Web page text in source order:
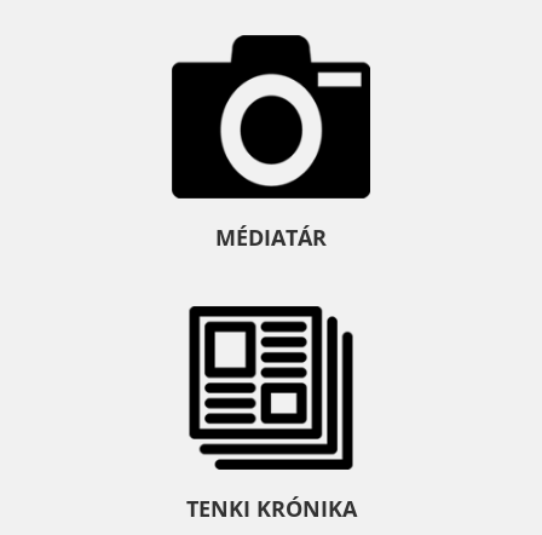
MÉDIATÁR
TENKI KRÓNIKA